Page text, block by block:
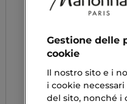
Gestione delle
cookie
Il nostro sito e i
i cookie
del sito, nonché i